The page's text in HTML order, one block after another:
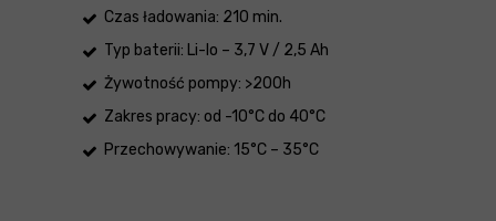
Czas ładowania: 210 min.
Typ baterii: Li-Io – 3,7 V / 2,5 Ah
Żywotność pompy: >200h
Zakres pracy: od -10°C do 40°C
Przechowywanie: 15°C – 35°C